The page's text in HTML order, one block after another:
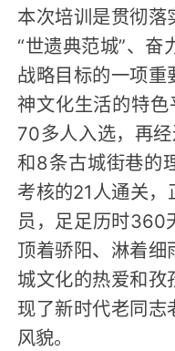
本次培训是贯彻
“世遗典范城”、奋
战略目标的一项
神文化生活的特
70多人入选，再
和8条古城街巷的
考核的21人通关
员，足足历时360
顶着骄阳、淋着
城文化的热爱和
现了新时代老同
风貌。